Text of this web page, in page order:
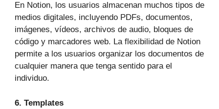
En Notion, los usuarios almacenan muchos tipos de
medios digitales, incluyendo PDFs, documentos,
imágenes, vídeos, archivos de audio, bloques de
código y marcadores web. La flexibilidad de Notion
permite a los usuarios organizar los documentos de
cualquier manera que tenga sentido para el
individuo.
6. Templates